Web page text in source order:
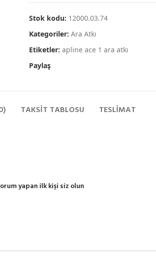
Stok kodu: 12000.03.74
Kategoriler: Ara Atkı
Etiketler: apline ace 1 ara atkı
Paylaş
TAKSIT TABLOSU TESLIMAT
yapan ilk kişi siz olun